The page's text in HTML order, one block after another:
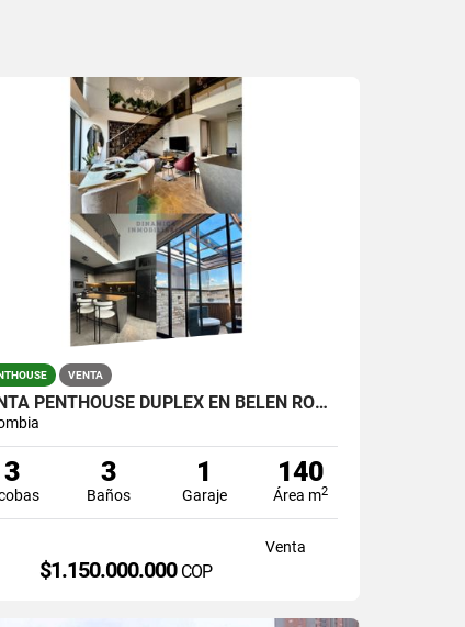
VENTA
VENTA PENTHOUSE DUPLEX EN BELEN ROSALES
3 3
Baños
1
Garaje
140
Área m2
Venta
$1.150.000.000 COP